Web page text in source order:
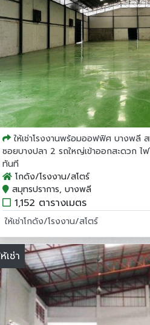
ให้เช่าโรงงานพร้อมออฟฟิศ บางพลี
ซอยบางปลา 2 รถใหญ่เข้าออกสะดวก ไ
ทันที
โกดัง/โรงงาน/สโตร์
สมุทรปราการ, บางพลี
1,152 ตารางเมตร
ให้เช่าโกดัง/โรงงาน/สโตร์
เช่า